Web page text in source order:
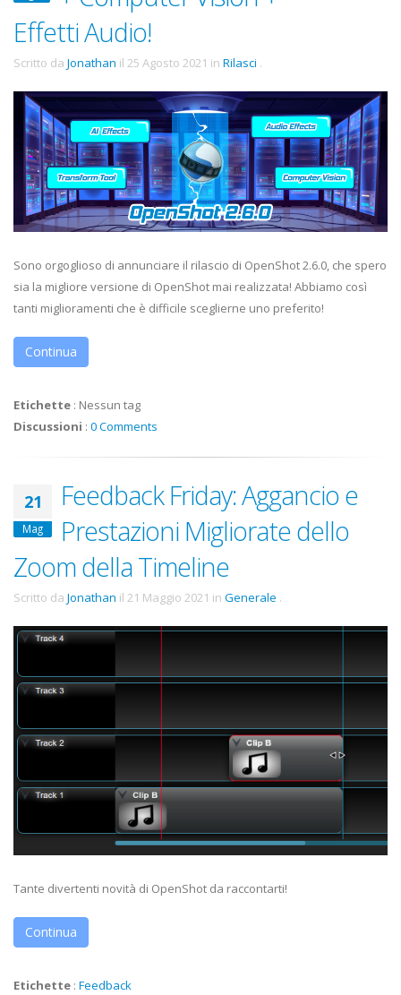
Effetti Audio!
Scritto da Jonathan il 25 Agosto 2021 in Rilasci .
Sono orgoglioso di annunciare il rilascio di OpenShot 2.6.0, che spero
sia la migliore versione di OpenShot mai realizzata! Abbiamo così
tanti miglioramenti che è difficile sceglierne uno preferito!
Continua
Etichette : Nessun tag
Discussioni : 0 Comments
21
Mag
Feedback Friday: Aggancio e
Prestazioni Migliorate dello
Zoom della Timeline
Scritto da Jonathan il 21 Maggio 2021 in Generale .
Tante divertenti novità di OpenShot da raccontarti!
Continua
Etichette : Feedback